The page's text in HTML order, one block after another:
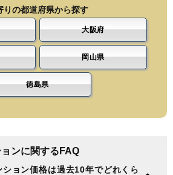
りの都道府県から探す
大阪府
岡山県
徳島県
ンに関するFAQ
ョン価格は過去10年でどれくら